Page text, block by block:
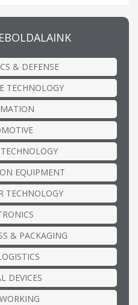
& DEFENSE
TECHNOLOGY
EQUIPMENT
TECHNOLOGY
& PACKAGING
DEVICES